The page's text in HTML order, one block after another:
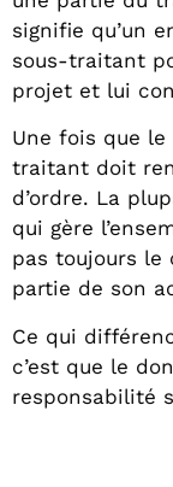
signifie qu’un
sous-traitant
projet et lui
Une fois que
traitant doit
d’ordre. La
qui gère
pas toujours le
partie de son
Ce qui
c’est que le
responsabilité